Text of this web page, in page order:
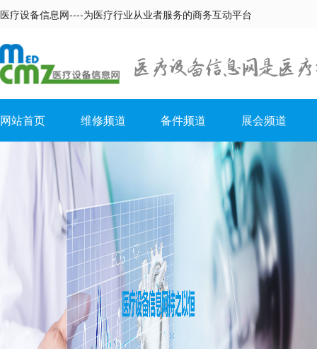
医疗设备信息网----为医疗行业从业者服务的商务互动平台
网站首页 维修频道 备件频道 展会频道